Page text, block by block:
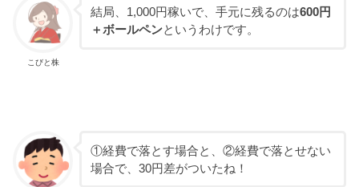
こびと株
結局、1,000円稼いで、手元に残るのは600円
＋ボールペンというわけです。
①経費で落とす場合と、②経費で落とせない
場合で、30円差がついたね！